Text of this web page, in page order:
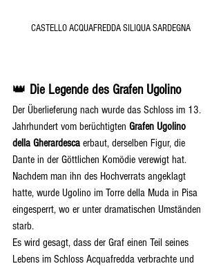
CASTELLO ACQUAFREDDA SILIQUA SARDEGNA
👑 Die Legende des Grafen Ugolino
Der Überlieferung nach wurde das Schloss im 13.
Jahrhundert vom berüchtigten Grafen Ugolino
della Gherardesca erbaut, derselben Figur, die
Dante in der Göttlichen Komödie verewigt hat.
Nachdem man ihn des Hochverrats angeklagt
hatte, wurde Ugolino im Torre della Muda in Pisa
eingesperrt, wo er unter dramatischen Umständen
starb.
Es wird gesagt, dass der Graf einen Teil seines
Lebens im Schloss Acquafredda verbrachte und